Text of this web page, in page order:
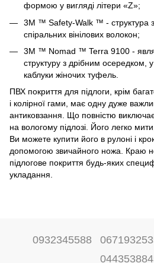
формою у вигляді літери «Z»;
3M ™ Safety-Walk ™ - структура
спіральних вінілових волокон;
3M ™ Nomad ™ Terra 9100 -
структуру з дрібним
каблуки жіночих туфель.
ПВХ покриття для підлоги, крім
і колірної гами, має одну дуже
антиковзання. Що повністю
на вологому підлозі. Його легко
Ви можете купити його в рулоні і
допомогою звичайного ножа. Краю
підлогове покриття будь-яких
укладання.
0932345588